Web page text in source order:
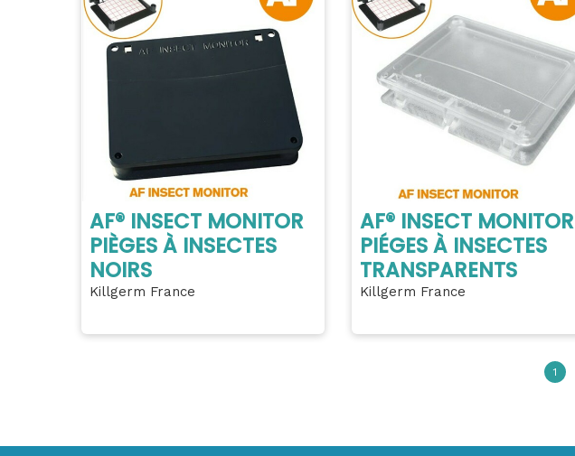
AF® INSECT MONITOR
PIÈGES À INSECTES
NOIRS
Killgerm France
AF® INSECT MONITOR
PIÉGES À INSECTES
TRANSPARENTS
Killgerm France
1